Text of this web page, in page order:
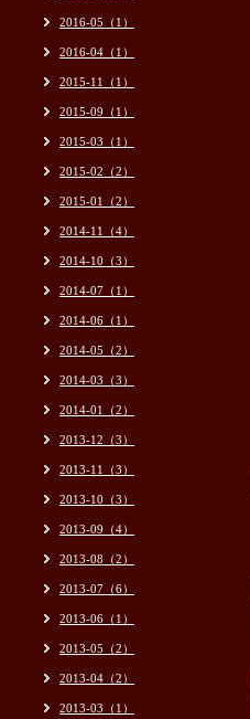
2016-05（1）
2016-04（1）
2015-11（1）
2015-09（1）
2015-03（1）
2015-02（2）
2015-01（2）
2014-11（4）
2014-10（3）
2014-07（1）
2014-06（1）
2014-05（2）
2014-03（3）
2014-01（2）
2013-12（3）
2013-11（3）
2013-10（3）
2013-09（4）
2013-08（2）
2013-07（6）
2013-06（1）
2013-05（2）
2013-04（2）
2013-03（1）